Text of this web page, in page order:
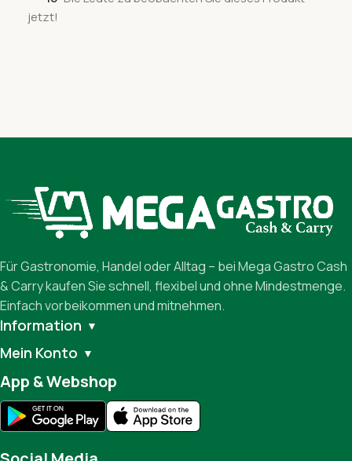
jetzt!
Für Gastronomie, Handel oder Alltag – bei Mega Gastro Cash
& Carry kaufen Sie schnell, flexibel und ohne Mindestmenge.
Einfach vorbeikommen und mitnehmen.
Information ▼
Mein Konto ▼
App & Webshop